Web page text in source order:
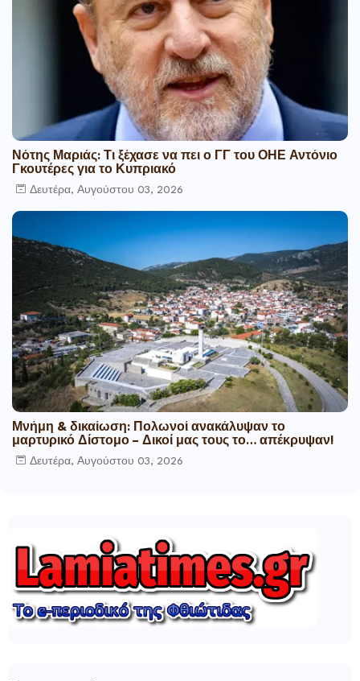
Νότης Μαριάς: Τι ξέχασε να πει ο ΓΓ του ΟΗΕ Αντόνιο
Γκουτέρες για το Κυπριακό
Δευτέρα, Αυγούστου 03, 2026
Μνήμη & δικαίωση: Πολωνοί ανακάλυψαν το
μαρτυρικό Δίστομο – Δικοί μας τους το… απέκρυψαν!
Δευτέρα, Αυγούστου 03, 2026